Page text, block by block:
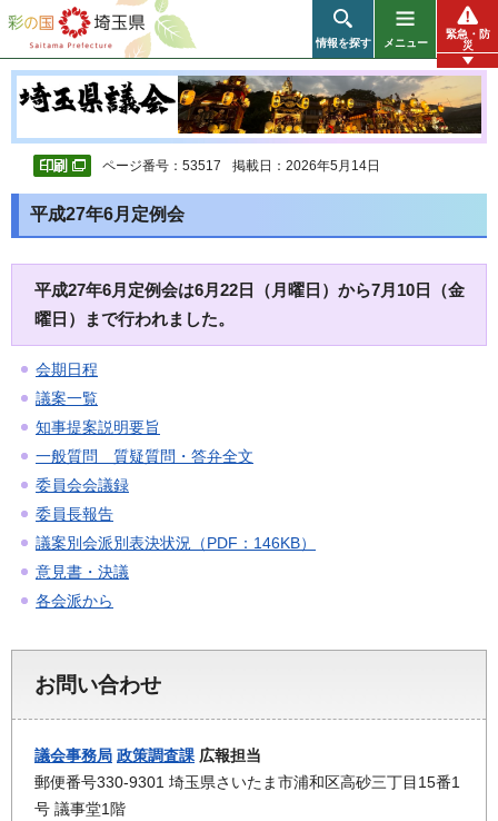
彩の国 埼玉県
情報を探す メニュー
緊急・防
災
ページ番号：53517 掲載日：2026年5月14日
平成27年6月定例会
平成27年6月定例会は6月22日（月曜日）から7月10日（金
曜日）まで行われました。
会期日程
議案一覧
知事提案説明要旨
一般質問 質疑質問・答弁全文
委員会会議録
委員長報告
議案別会派別表決状況（PDF：146KB）
意見書・決議
各会派から
お問い合わせ
議会事務局 政策調査課 広報担当
郵便番号330-9301 埼玉県さいたま市浦和区高砂三丁目15番1
号 議事堂1階